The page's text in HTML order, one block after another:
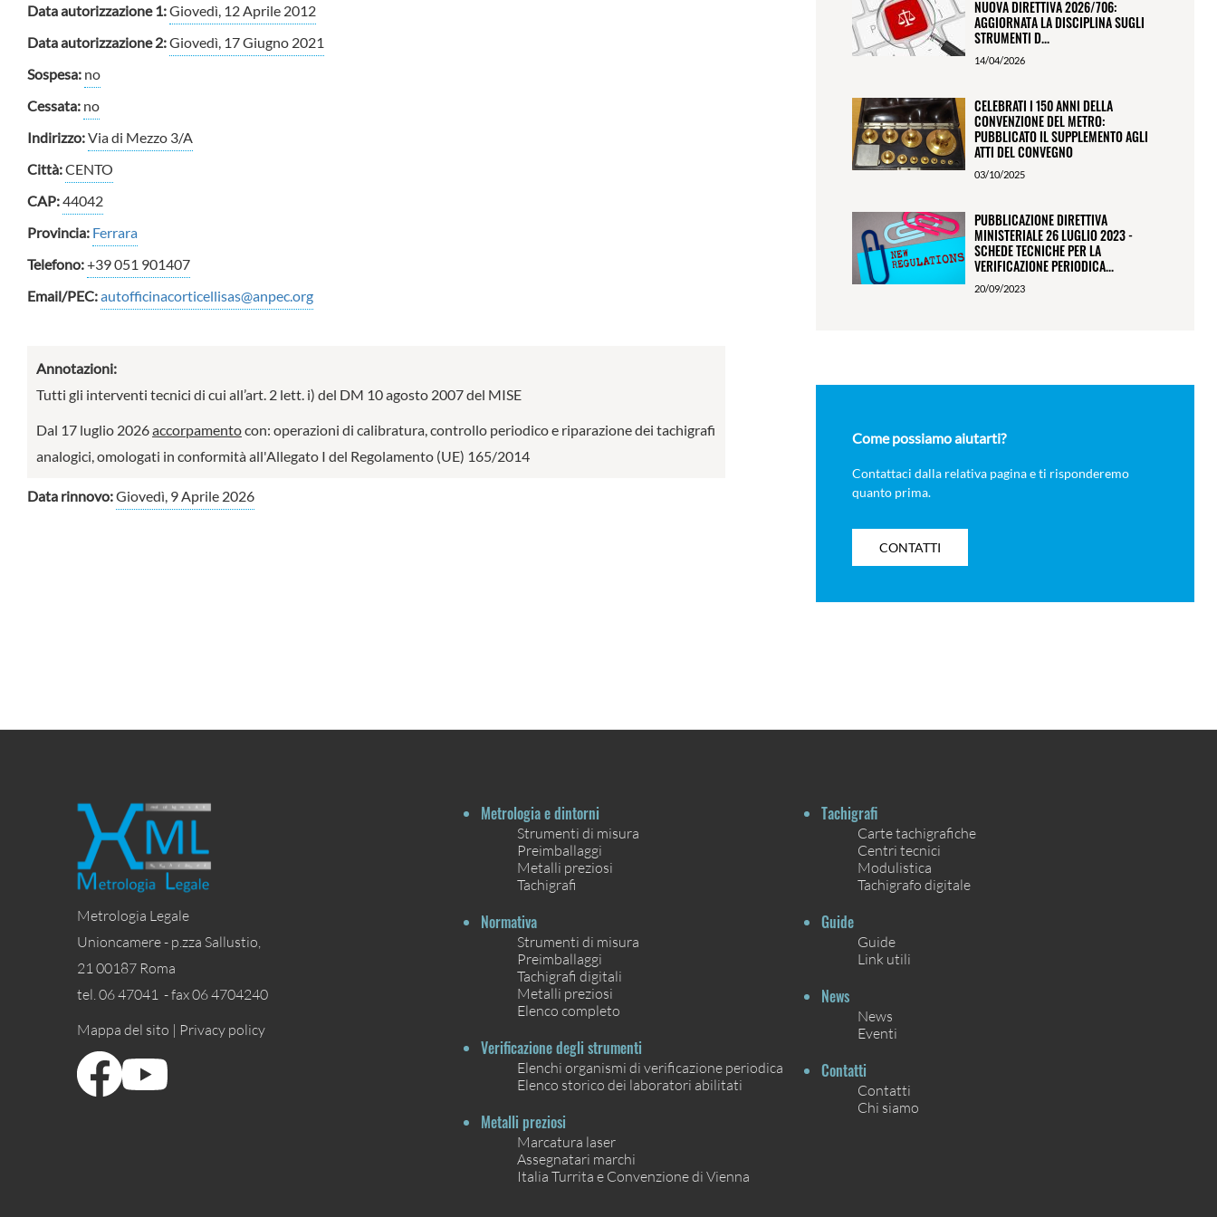
Data autorizzazione 1:Giovedì, 12 Aprile 2012
Data autorizzazione 2:Giovedì, 17 Giugno 2021
Sospesa: no
Cessata: no
Indirizzo:Via di Mezzo 3/A
Città:CENTO
CAP:44042
Provincia: Ferrara
Telefono:+39 051 901407
Email/PEC:autofficinacorticellisas@anpec.org
Annotazioni:
Tutti gli interventi tecnici di cui all’art. 2 lett. i) del DM 10 agosto 2007 del MISE
Dal 17 luglio 2026accorpamentocon: operazioni di calibratura, controllo periodico e riparazione dei tachigrafi
analogici, omologati in conformità all'Allegato I del Regolamento (UE) 165/2014
Data rinnovo:Giovedì, 9 Aprile 2026
NUOVA DIRETTIVA 2026/706:
AGGIORNATA LA DISCIPLINA SUGLI
STRUMENTI D...
14/04/2026
CELEBRATI I 150 ANNI DELLA
CONVENZIONE DEL METRO:
PUBBLICATO IL SUPPLEMENTO AGLI
ATTI DEL CONVEGNO
03/10/2025
PUBBLICAZIONE DIRETTIVA
MINISTERIALE 26 LUGLIO 2023 -
SCHEDE TECNICHE PER LA
VERIFICAZIONE PERIODICA...
20/09/2023
Come possiamo aiutarti?
Contattaci dalla relativa pagina e ti risponderemo
quanto prima.
CONTATTI
Metrologia Legale
Unioncamere - p.zza Sallustio,
21 00187 Roma
tel. 06 47041 - fax 06 4704240
Mappa del sito | Privacy policy
Metrologia e dintorni
Strumenti di misura
Preimballaggi
Metalli preziosi
Tachigrafi
Normativa
Strumenti di misura
Preimballaggi
Tachigrafi digitali
Metalli preziosi
Elenco completo
Verificazione degli strumenti
Elenchi organismi di verificazione periodica
Elenco storico dei laboratori abilitati
Metalli preziosi
Marcatura laser
Assegnatari marchi
Italia Turrita e Convenzione di Vienna
Tachigrafi
Carte tachigrafiche
Centri tecnici
Modulistica
Tachigrafo digitale
Guide
Guide
Link utili
News
News
Eventi
Contatti
Contatti
Chi siamo